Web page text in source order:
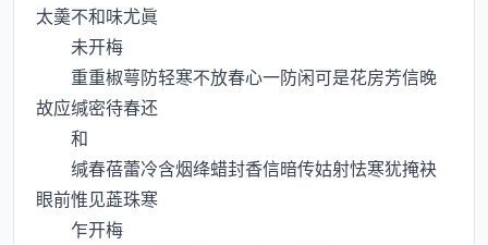
太羮不和味尤眞
未开梅
重重椒萼防轻寒不放春心一防闲可是花房芳信晚
故应缄密待春还
和
缄春蓓蕾冷含烟绛蜡封香信暗传姑射怯寒犹掩袂
眼前惟见蕋珠寒
乍开梅